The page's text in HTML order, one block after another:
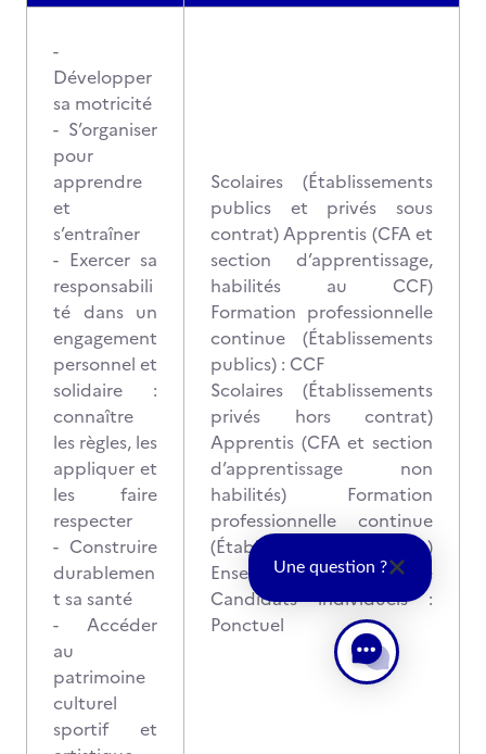
-
Développer
sa motricité
- S’organiser
pour
apprendre
et
s’entraîner
- Exercer sa
responsabili
té dans un
engagement
personnel et
solidaire :
connaître
les règles, les
appliquer et
les faire
respecter
- Construire
durablemen
t sa santé
- Accéder
au
patrimoine
culturel
sportif et
Scolaires (Établissements
publics et privés sous
contrat) Apprentis (CFA et
section d’apprentissage,
habilités au CCF)
Formation professionnelle
continue (Établissements
publics) : CCF
Scolaires (Établissements
privés hors contrat)
Apprentis (CFA et section
d’apprentissage non
habilités) Formation
professionnelle continue
(Établissements privés)
Enseignement à distance
Candidats individuels :
Ponctuel
Une question ?